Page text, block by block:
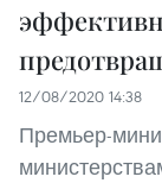
12/08/2020 14:38
Премьер-